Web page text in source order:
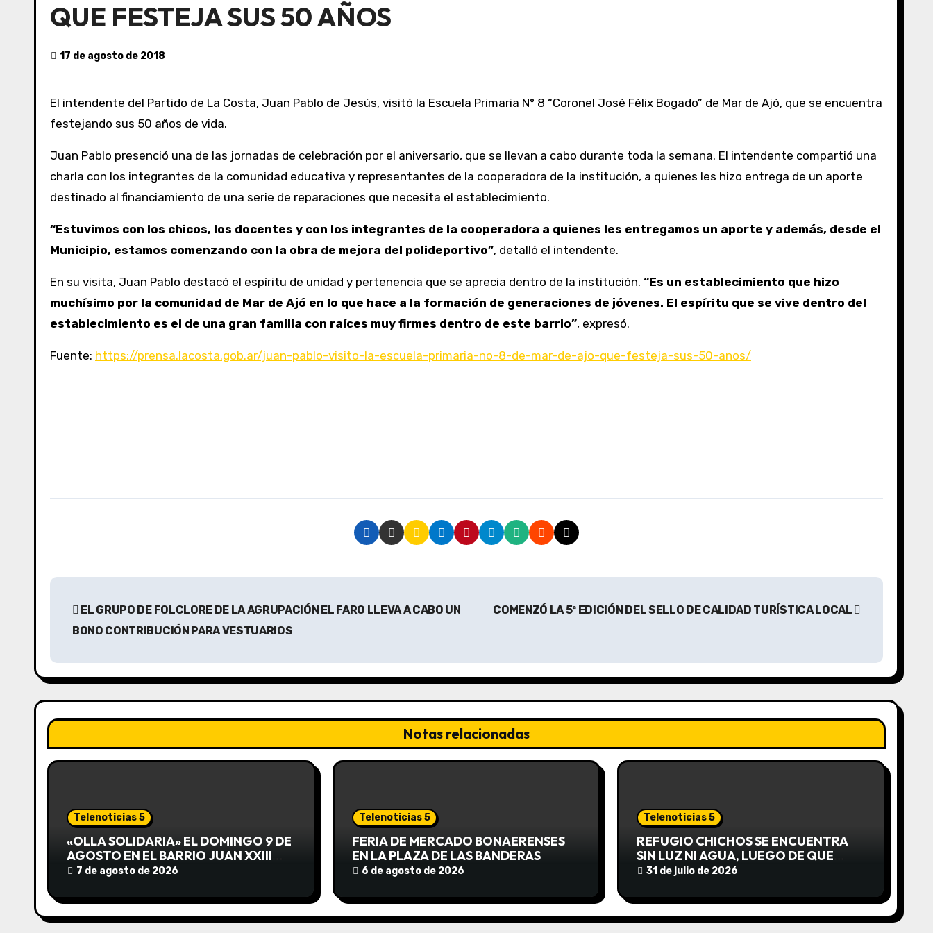
QUE FESTEJA SUS 50 AÑOS
17 de agosto de 2018
El intendente del Partido de La Costa, Juan Pablo de Jesús, visitó la Escuela Primaria N° 8 “Coronel José Félix Bogado” de Mar de Ajó, que se encuentra
festejando sus 50 años de vida.
Juan Pablo presenció una de las jornadas de celebración por el aniversario, que se llevan a cabo durante toda la semana. El intendente compartió una
charla con los integrantes de la comunidad educativa y representantes de la cooperadora de la institución, a quienes les hizo entrega de un aporte
destinado al financiamiento de una serie de reparaciones que necesita el establecimiento.
“Estuvimos con los chicos, los docentes y con los integrantes de la cooperadora a quienes les entregamos un aporte y además, desde el
Municipio, estamos comenzando con la obra de mejora del polideportivo”, detalló el intendente.
En su visita, Juan Pablo destacó el espíritu de unidad y pertenencia que se aprecia dentro de la institución. “Es un establecimiento que hizo
muchísimo por la comunidad de Mar de Ajó en lo que hace a la formación de generaciones de jóvenes. El espíritu que se vive dentro del
establecimiento es el de una gran familia con raíces muy firmes dentro de este barrio”, expresó.
Fuente: https://prensa.lacosta.gob.ar/juan-pablo-visito-la-escuela-primaria-no-8-de-mar-de-ajo-que-festeja-sus-50-anos/
N
e
g
a
c
e
EL GRUPO DE FOLCLORE DE LA AGRUPACIÓN EL FARO LLEVA A CABO UN
BONO CONTRIBUCIÓN PARA VESTUARIOS
COMENZÓ LA 5ª EDICIÓN DEL SELLO DE CALIDAD TURÍSTICA LOCAL
Notas relacionadas
Telenoticias 5
«OLLA SOLIDARIA» EL DOMINGO 9 DE
AGOSTO EN EL BARRIO JUAN XXIII
DESDE LAS 13 HS
7 de agosto de 2026
Telenoticias 5
FERIA DE MERCADO BONAERENSES
EN LA PLAZA DE LAS BANDERAS
6 de agosto de 2026
Telenoticias 5
REFUGIO CHICHOS SE ENCUENTRA
SIN LUZ NI AGUA, LUEGO DE QUE
EDEA CORTARA EL SUMINISTRO SIN
31 de julio de 2026